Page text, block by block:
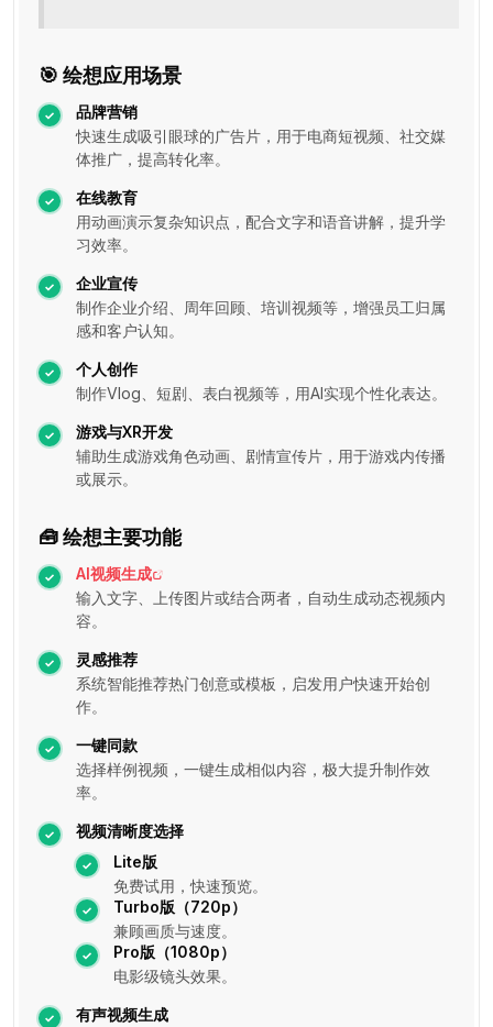
🎯 绘想应用场景
品牌营销
快速生成吸引眼球的广告片，用于电商短视频、社交媒
体推广，提高转化率。
在线教育
用动画演示复杂知识点，配合文字和语音讲解，提升学
习效率。
企业宣传
制作企业介绍、周年回顾、培训视频等，增强员工归属
感和客户认知。
个人创作
制作Vlog、短剧、表白视频等，用AI实现个性化表达。
游戏与XR开发
辅助生成游戏角色动画、剧情宣传片，用于游戏内传播
或展示。
🧰 绘想主要功能
AI视频生成
输入文字、上传图片或结合两者，自动生成动态视频内
容。
灵感推荐
系统智能推荐热门创意或模板，启发用户快速开始创
作。
一键同款
选择样例视频，一键生成相似内容，极大提升制作效
率。
视频清晰度选择
Lite版
免费试用，快速预览。
Turbo版（720p）
兼顾画质与速度。
Pro版（1080p）
电影级镜头效果。
有声视频生成